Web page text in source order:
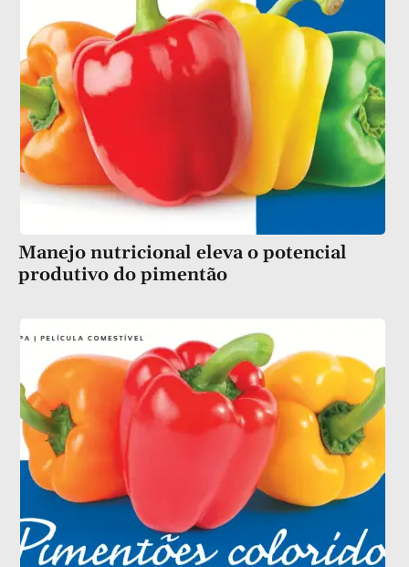
Manejo nutricional eleva o potencial
produtivo do pimentão